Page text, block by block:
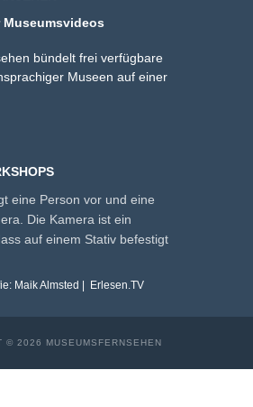
Museumsvideos
bündelt frei verfügbare
Museen auf einer
Maik Almsted | Erlesen.TV
© 2026 MUSEUMSFERNSEHEN